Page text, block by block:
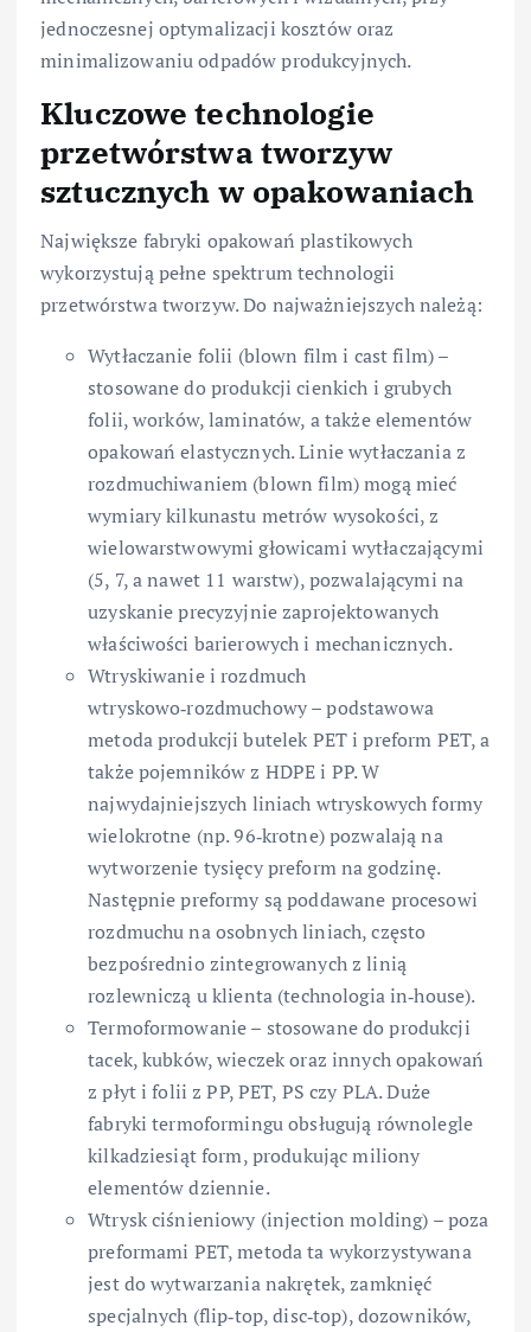
jednoczesnej optymalizacji kosztów oraz
minimalizowaniu odpadów produkcyjnych.
Kluczowe technologie
przetwórstwa tworzyw
sztucznych w opakowaniach
Największe fabryki opakowań plastikowych
wykorzystują pełne spektrum technologii
przetwórstwa tworzyw. Do najważniejszych należą:
Wytłaczanie folii (blown film i cast film) –
stosowane do produkcji cienkich i grubych
folii, worków, laminatów, a także elementów
opakowań elastycznych. Linie wytłaczania z
rozdmuchiwaniem (blown film) mogą mieć
wymiary kilkunastu metrów wysokości, z
wielowarstwowymi głowicami wytłaczającymi
(5, 7, a nawet 11 warstw), pozwalającymi na
uzyskanie precyzyjnie zaprojektowanych
właściwości barierowych i mechanicznych.
Wtryskiwanie i rozdmuch
wtryskowo‑rozdmuchowy – podstawowa
metoda produkcji butelek PET i preform PET, a
także pojemników z HDPE i PP. W
najwydajniejszych liniach wtryskowych formy
wielokrotne (np. 96‑krotne) pozwalają na
wytworzenie tysięcy preform na godzinę.
Następnie preformy są poddawane procesowi
rozdmuchu na osobnych liniach, często
bezpośrednio zintegrowanych z linią
rozlewniczą u klienta (technologia in‑house).
Termoformowanie – stosowane do produkcji
tacek, kubków, wieczek oraz innych opakowań
z płyt i folii z PP, PET, PS czy PLA. Duże
fabryki termoformingu obsługują równolegle
kilkadziesiąt form, produkując miliony
elementów dziennie.
Wtrysk ciśnieniowy (injection molding) – poza
preformami PET, metoda ta wykorzystywana
jest do wytwarzania nakrętek, zamknięć
specjalnych (flip‑top, disc‑top), dozowników,